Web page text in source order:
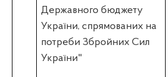
Державного бюджету
України, спрямованих на
потреби Збройних Сил
України"